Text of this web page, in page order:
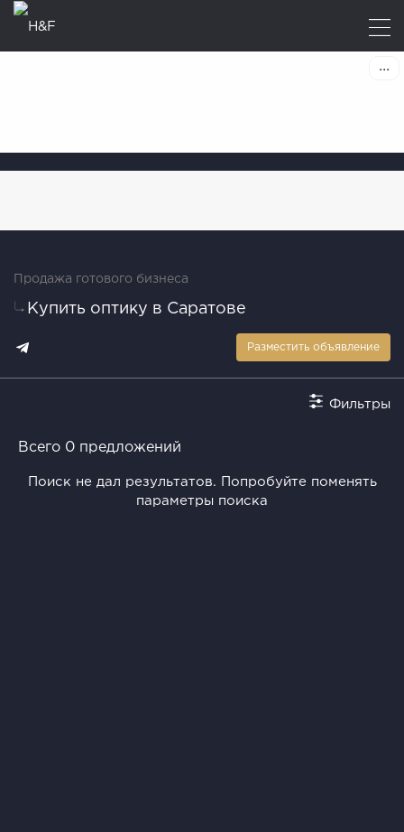
Продажа готового бизнеса
Купить оптику в Саратове
Разместить объявление
Фильтры
Всего 0 предложений
Поиск не дал результатов. Попробуйте поменять
параметры поиска